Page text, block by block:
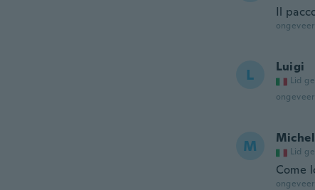
Il
L Luigi
Lid
M Lid
Come